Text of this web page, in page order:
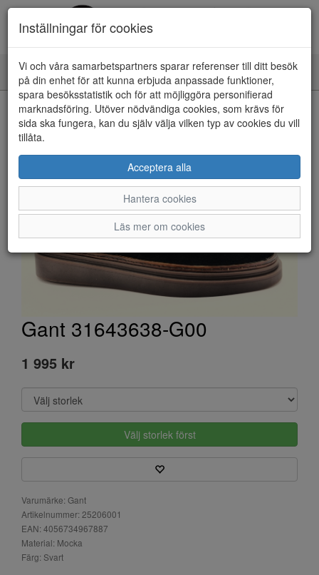
Toggle
navigation
HEM
Gant 31643638-G00
1 995 kr
Välj storlek först
Varumärke: Gant
Artikelnummer: 25206001
EAN: 4056734967887
Material: Mocka
Färg: Svart
Inställningar för cookies
Vi och våra samarbetspartners sparar referenser till ditt besök
på din enhet för att kunna erbjuda anpassade funktioner,
spara besöksstatistik och för att möjliggöra personifierad
marknadsföring. Utöver nödvändiga cookies, som krävs för
sida ska fungera, kan du själv välja vilken typ av cookies du vill
tillåta.
Acceptera alla
Hantera cookies
Läs mer om cookies